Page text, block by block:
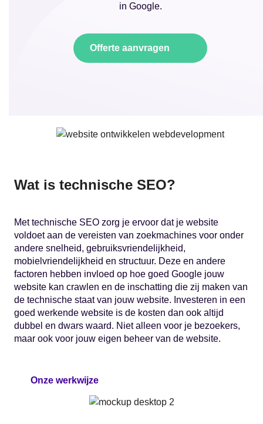
in Google.
Offerte aanvragen
Wat is technische SEO?
Met technische SEO zorg je ervoor dat je website
voldoet aan de vereisten van zoekmachines voor onder
andere snelheid, gebruiksvriendelijkheid,
mobielvriendelijkheid en structuur. Deze en andere
factoren hebben invloed op hoe goed Google jouw
website kan crawlen en de inschatting die zij maken van
de technische staat van jouw website. Investeren in een
goed werkende website is de kosten dan ook altijd
dubbel en dwars waard. Niet alleen voor je bezoekers,
maar ook voor jouw eigen beheer van de website.
Onze werkwijze